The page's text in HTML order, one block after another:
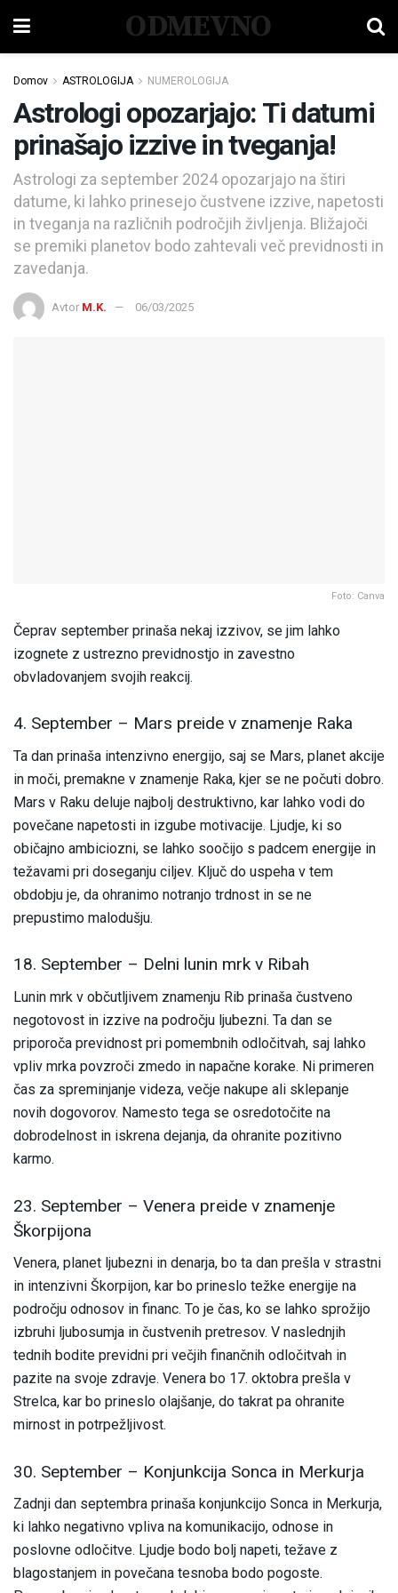
ODMEVNO
Domov ASTROLOGIJA NUMEROLOGIJA
Astrologi opozarjajo: Ti datumi
prinašajo izzive in tveganja!
Astrologi za september 2024 opozarjajo na štiri
datume, ki lahko prinesejo čustvene izzive, napetosti
in tveganja na različnih področjih življenja. Bližajoči
se premiki planetov bodo zahtevali več previdnosti in
zavedanja.
Avtor M.K. 06/03/2025
Foto: Canva
Čeprav september prinaša nekaj izzivov, se jim lahko
izognete z ustrezno previdnostjo in zavestno
obvladovanjem svojih reakcij.
4. September – Mars preide v znamenje Raka
Ta dan prinaša intenzivno energijo, saj se Mars, planet akcije
in moči, premakne v znamenje Raka, kjer se ne počuti dobro.
Mars v Raku deluje najbolj destruktivno, kar lahko vodi do
povečane napetosti in izgube motivacije. Ljudje, ki so
običajno ambiciozni, se lahko soočijo s padcem energije in
težavami pri doseganju ciljev. Ključ do uspeha v tem
obdobju je, da ohranimo notranjo trdnost in se ne
prepustimo malodušju.
18. September – Delni lunin mrk v Ribah
Lunin mrk v občutljivem znamenju Rib prinaša čustveno
negotovost in izzive na področju ljubezni. Ta dan se
priporoča previdnost pri pomembnih odločitvah, saj lahko
vpliv mrka povzroči zmedo in napačne korake. Ni primeren
čas za spreminjanje videza, večje nakupe ali sklepanje
novih dogovorov. Namesto tega se osredotočite na
dobrodelnost in iskrena dejanja, da ohranite pozitivno
karmo.
23. September – Venera preide v znamenje
Škorpijona
Venera, planet ljubezni in denarja, bo ta dan prešla v strastni
in intenzivni Škorpijon, kar bo prineslo težke energije na
področju odnosov in financ. To je čas, ko se lahko sprožijo
izbruhi ljubosumja in čustvenih pretresov. V naslednjih
tednih bodite previdni pri večjih finančnih odločitvah in
pazite na svoje zdravje. Venera bo 17. oktobra prešla v
Strelca, kar bo prineslo olajšanje, do takrat pa ohranite
mirnost in potrpežljivost.
30. September – Konjunkcija Sonca in Merkurja
Zadnji dan septembra prinaša konjunkcijo Sonca in Merkurja,
ki lahko negativno vpliva na komunikacijo, odnose in
poslovne odločitve. Ljudje bodo bolj napeti, težave z
blagostanjem in povečana tesnoba bodo pogoste.